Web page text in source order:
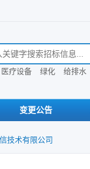
信息
医疗设备 绿化 给排水
变更公告
技术有限公司